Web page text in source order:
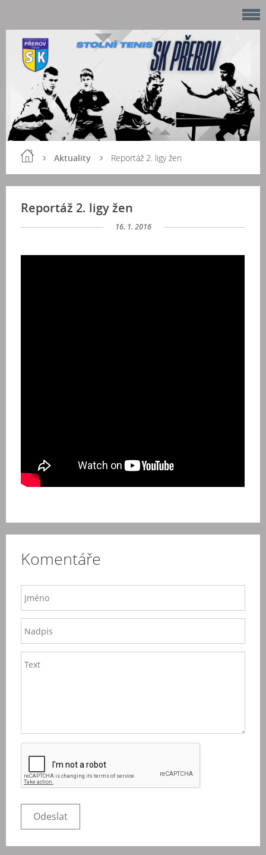
Aktuality Reportáž 2. ligy žen
Reportáž 2. ligy žen
16. 1. 2016
Komentáře